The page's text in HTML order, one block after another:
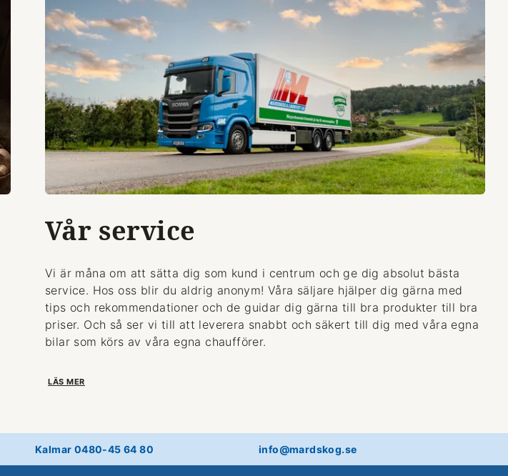
Vår service
Vi är måna om att sätta dig som kund i centrum och ge dig absolut bästa
service. Hos oss blir du aldrig anonym! Våra säljare hjälper dig gärna med
tips och rekommendationer och de guidar dig gärna till bra produkter till bra
priser. Och så ser vi till att leverera snabbt och säkert till dig med våra egna
bilar som körs av våra egna chaufförer.
LÄS MER
Kalmar 0480-45 64 80 info@mardskog.se